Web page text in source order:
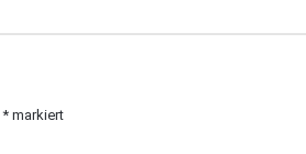
* markiert